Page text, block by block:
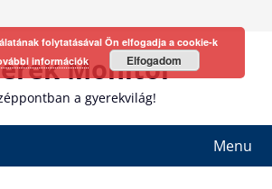
Monitor
a gyerekvilág!
Menu
folytatásával Ön elfogadja a cookie-k
információk Elfogadom